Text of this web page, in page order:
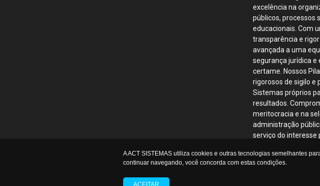
A ACT SISTEMAS utiliza cookies e outras tecnologias semelhantes
continuar navegando, você concorda com estas condições.
ACEITAR
excelência na
públicos, processos
educacionais. Com
transparência e
avançada a uma
segurança jurídica e
certame. Nossos
rigorosos de sigilo e
Sistemas próprios
resultados.
meritocracia e na
administração
serviço do interesse